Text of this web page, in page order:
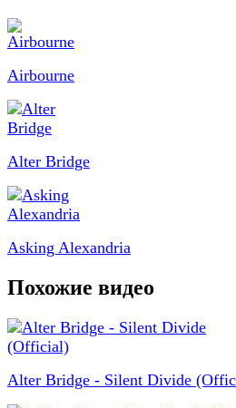
Airbourne
Alter Bridge
Asking Alexandria
Похожие видео
Alter Bridge - Silent Divide